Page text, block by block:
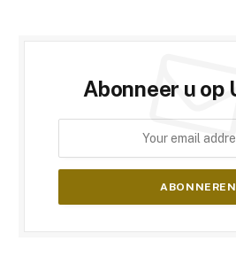
Abonneer u op